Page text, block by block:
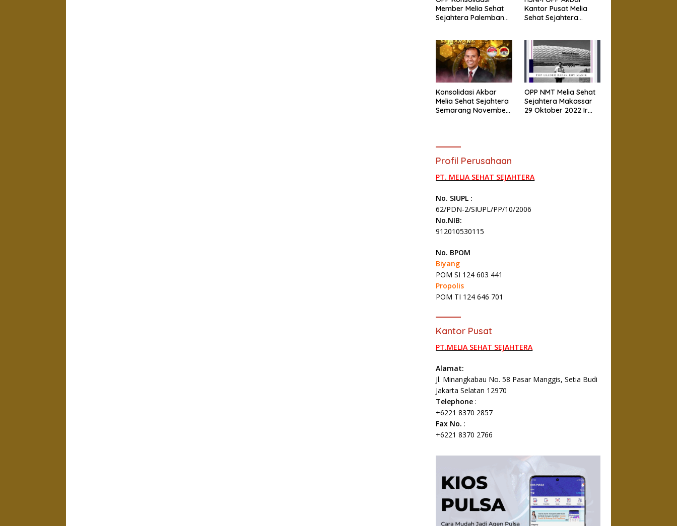
Member Melia Sehat
Sejahtera Palembang
Kantor Pusat Melia
Sehat Sejahtera
Konsolidasi Akbar
Melia Sehat Sejahtera
Semarang November
OPP NMT Melia Sehat
Sejahtera Makassar
29 Oktober 2022 Ir
Profil Perusahaan
PT. MELIA SEHAT SEJAHTERA
No. SIUPL :
62/PDN-2/SIUPL/PP/10/2006
No.NIB:
912010530115
No. BPOM
Biyang
POM SI 124 603 441
Propolis
POM TI 124 646 701
Kantor Pusat
PT.MELIA SEHAT SEJAHTERA
Alamat:
Jl. Minangkabau No. 58 Pasar Manggis, Setia Budi
Jakarta Selatan 12970
Telephone:
+6221 8370 2857
Fax No.:
+6221 8370 2766